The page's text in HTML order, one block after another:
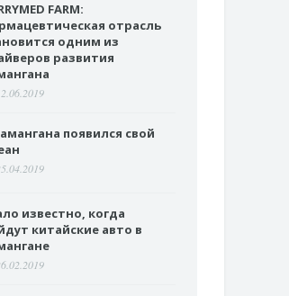
FARM:
отрасль
одним из
развития
появился свой
известно, когда
китайские авто в